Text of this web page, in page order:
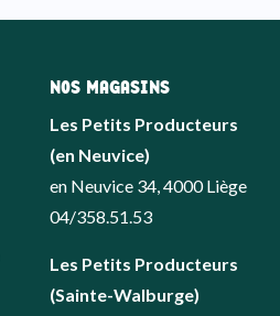
NOS MAGASINS
Les Petits Producteurs
(en Neuvice)
en Neuvice 34, 4000 Liège
04/358.51.53
Les Petits Producteurs
(Sainte-Walburge)